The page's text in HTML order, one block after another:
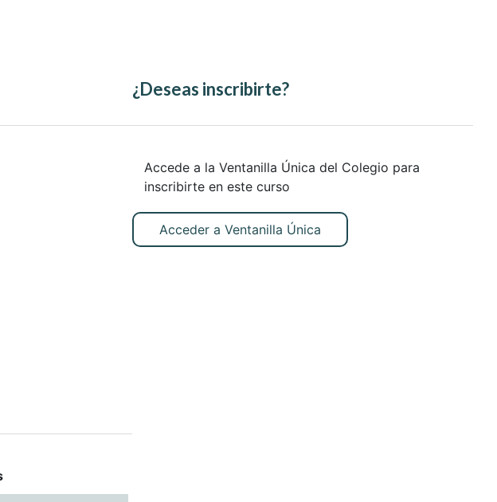
¿Deseas inscribirte?
Accede a la Ventanilla Única del Colegio para
inscribirte en este curso
Acceder a Ventanilla Única